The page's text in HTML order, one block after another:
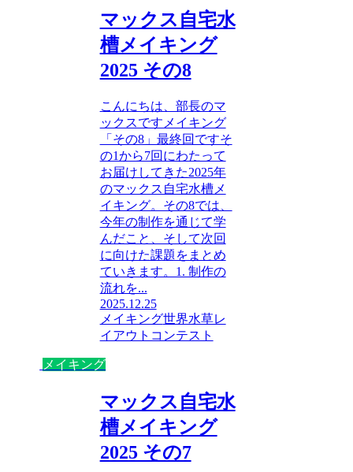
マックス自宅水
槽メイキング
2025 その8
こんにちは、部長のマ
ックスですメイキング
「その8」最終回ですそ
の1から7回にわたって
お届けしてきた2025年
のマックス自宅水槽メ
イキング。その8では、
今年の制作を通じて学
んだこと、そして次回
に向けた課題をまとめ
ていきます。1. 制作の
流れを...
2025.12.25
メイキング世界水草レ
イアウトコンテスト
メイキング
マックス自宅水
槽メイキング
2025 その7